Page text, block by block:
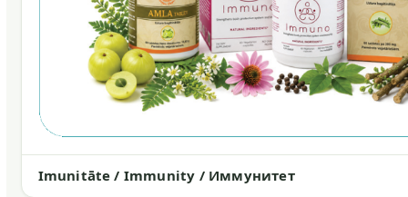
Imunitāte / Immunity / Иммунитет